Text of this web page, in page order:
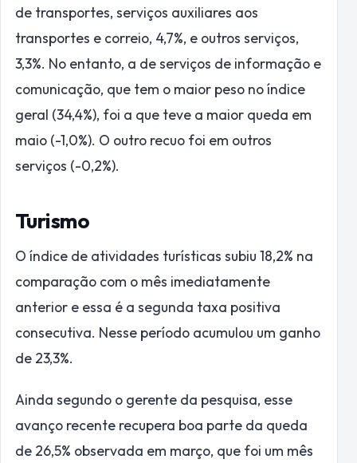
de transportes, serviços auxiliares aos
transportes e correio, 4,7%, e outros serviços,
3,3%. No entanto, a de serviços de informação e
comunicação, que tem o maior peso no índice
geral (34,4%), foi a que teve a maior queda em
maio (-1,0%). O outro recuo foi em outros
serviços (-0,2%).
Turismo
O índice de atividades turísticas subiu 18,2% na
comparação com o mês imediatamente
anterior e essa é a segunda taxa positiva
consecutiva. Nesse período acumulou um ganho
de 23,3%.
Ainda segundo o gerente da pesquisa, esse
avanço recente recupera boa parte da queda
de 26,5% observada em março, que foi um mês